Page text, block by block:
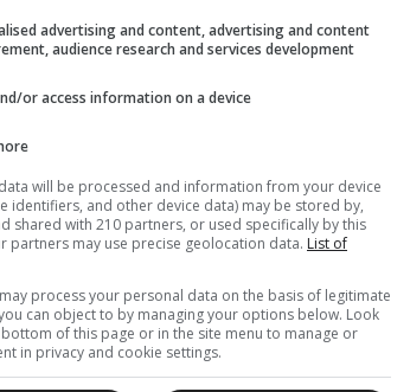
advertising and content, advertising and content
audience research and services development
or access information on a device
will be processed and information from your device
identifiers, and other device data) may be stored by,
shared with 210 partners, or used specifically by this
partners may use precise geolocation data. List of
process your personal data on the basis of legitimate
can object to by managing your options below. Look
of this page or in the site menu to manage or
in privacy and cookie settings.